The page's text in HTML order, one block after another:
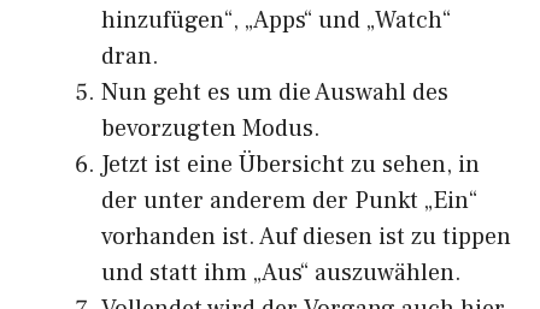
hinzufügen“, „Apps“ und „Watch“
dran.
Nun geht es um die Auswahl des
bevorzugten Modus.
Jetzt ist eine Übersicht zu sehen, in
der unter anderem der Punkt „Ein“
vorhanden ist. Auf diesen ist zu tippen
und statt ihm „Aus“ auszuwählen.